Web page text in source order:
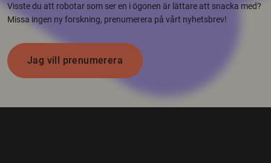
Visste du att robotar som ser en i ögonen är lättare att snacka med?
Missa ingen ny forskning, prenumerera på vårt nyhetsbrev!
Jag vill prenumerera